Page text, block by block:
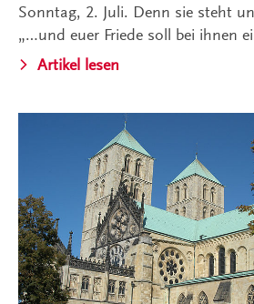
Sonntag, 2. Juli. Denn sie steht
„…und euer Friede soll bei ihnen
Artikel lesen